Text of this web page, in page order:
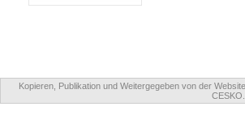
Kopieren, Publikation und Weitergegeben von der Website